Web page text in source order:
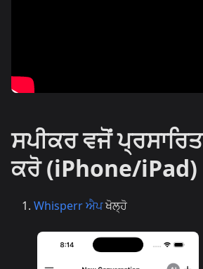
ਸਪੀਕਰ ਵਜੋਂ ਪ੍ਰਸਾਰਿਤ
ਕਰੋ (iPhone/iPad)
Whisperr ਐਪਖੋਲ੍ਹੋ